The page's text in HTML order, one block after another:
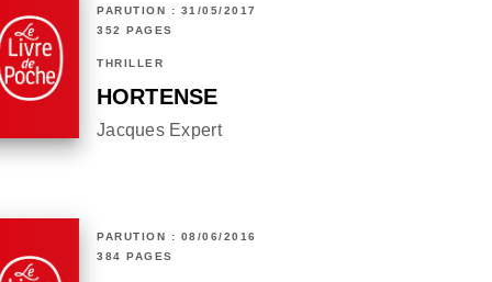
PARUTION : 31/05/2017
352 PAGES
THRILLER
HORTENSE
Jacques Expert
PARUTION : 08/06/2016
384 PAGES